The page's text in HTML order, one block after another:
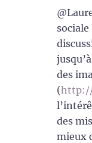
sociale
des
(http://
des
mieux